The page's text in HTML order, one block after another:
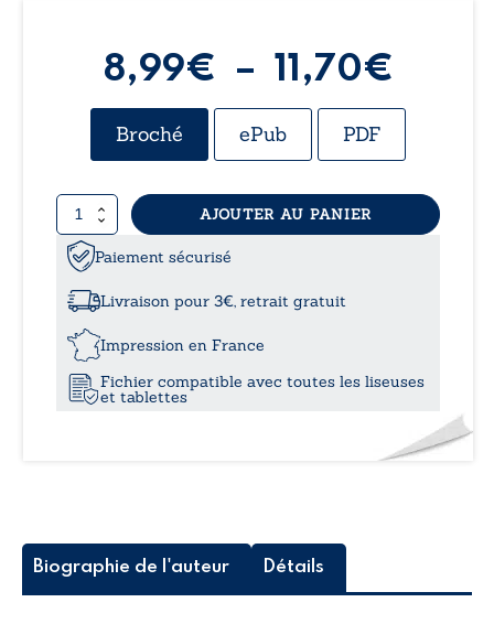
8,99€ – 11,70€
de
Broché ePub PDF
quantité
de
Robe
d’Eden
AJOUTER AU PANIER
Paiement sécurisé
Livraison pour 3€, retrait gratuit
Impression en France
Fichier compatible avec toutes les liseuses
et tablettes
Biographie de l'auteur Détails